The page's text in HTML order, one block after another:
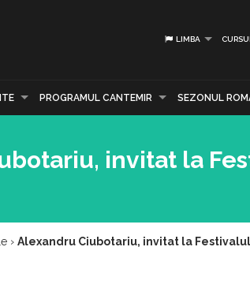
LIMBA
PROGRAMUL CANTEMIR SEZONUL
invitat la
› Alexandru Ciubotariu, invitat la